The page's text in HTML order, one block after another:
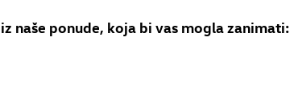
naše ponude, koja bi vas mogla zanimati: